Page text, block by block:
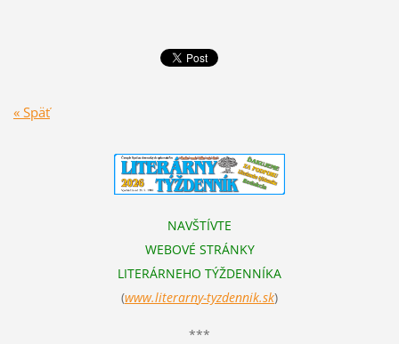
« Späť
NAVŠTÍVTE
WEBOVÉ STRÁNKY
LITERÁRNEHO TÝŽDENNÍKA
(www.literarny-tyzdennik.sk)
***